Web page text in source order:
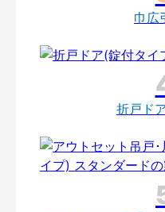
巾広
折戸ド